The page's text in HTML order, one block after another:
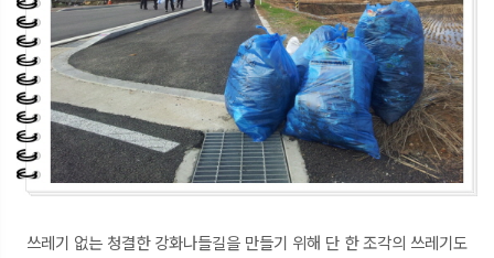
쓰레기 없는 청결한 강화나들길을 만들기 위해 단 한 조각의 쓰레기도